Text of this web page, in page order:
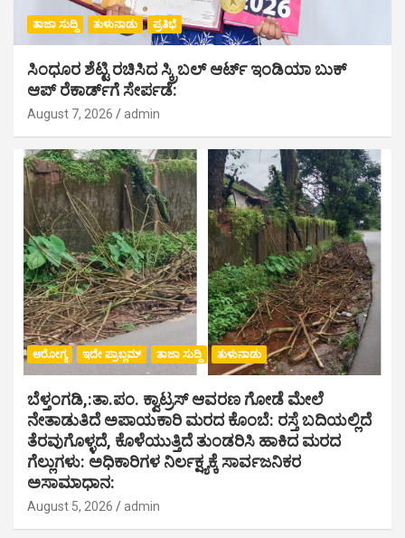
ತಾಜಾ ಸುದ್ದಿ ತುಳುನಾಡು ಪ್ರತಿಭೆ
ಸಿಂಧೂರ ಶೆಟ್ಟಿ ರಚಿಸಿದ ಸ್ಕ್ರಿಬಲ್ ಆರ್ಟ್ ಇಂಡಿಯಾ ಬುಕ್
ಆಪ್ ರೆಕಾರ್ಡ್‌ಗೆ ಸೇರ್ಪಡೆ:
August 7, 2026 admin
ಆರೋಗ್ಯ ಇದೇ ಪ್ರಾಬ್ಲಮ್ ತಾಜಾ ಸುದ್ದಿ ತುಳುನಾಡು
ಬೆಳ್ತಂಗಡಿ,:ತಾ.ಪಂ‌. ಕ್ವಾಟ್ರಸ್ ಆವರಣ ಗೋಡೆ ಮೇಲೆ
ನೇತಾಡುತಿದೆ ಅಪಾಯಕಾರಿ ಮರದ ಕೊಂಬೆ: ರಸ್ತೆ ಬದಿಯಲ್ಲಿದೆ
ತೆರವುಗೊಳ್ಳದೆ, ಕೊಳೆಯುತ್ತಿದೆ ತುಂಡರಿಸಿ ಹಾಕಿದ ಮರದ
ಗೆಲ್ಲುಗಳು: ಅಧಿಕಾರಿಗಳ ನಿರ್ಲಕ್ಷ್ಯಕ್ಕೆ ಸಾರ್ವಜನಿಕರ
ಅಸಾಮಾಧಾನ:
August 5, 2026 admin